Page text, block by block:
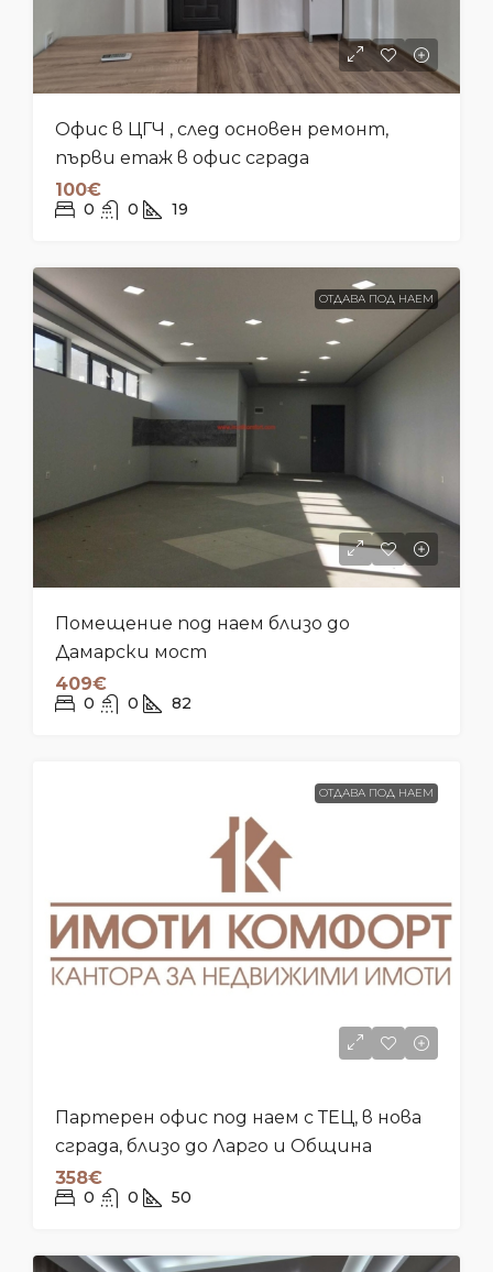
Офис в ЦГЧ , след основен ремонт,
първи етаж в офис сграда
100€
0 0 19
ОТДАВА ПОД НАЕМ
Помещение под наем близо до
Дамарски мост
409€
0 0 82
ОТДАВА ПОД НАЕМ
Партерен офис под наем с ТЕЦ, в нова
сграда, близо до Ларго и Община
358€
0 0 50